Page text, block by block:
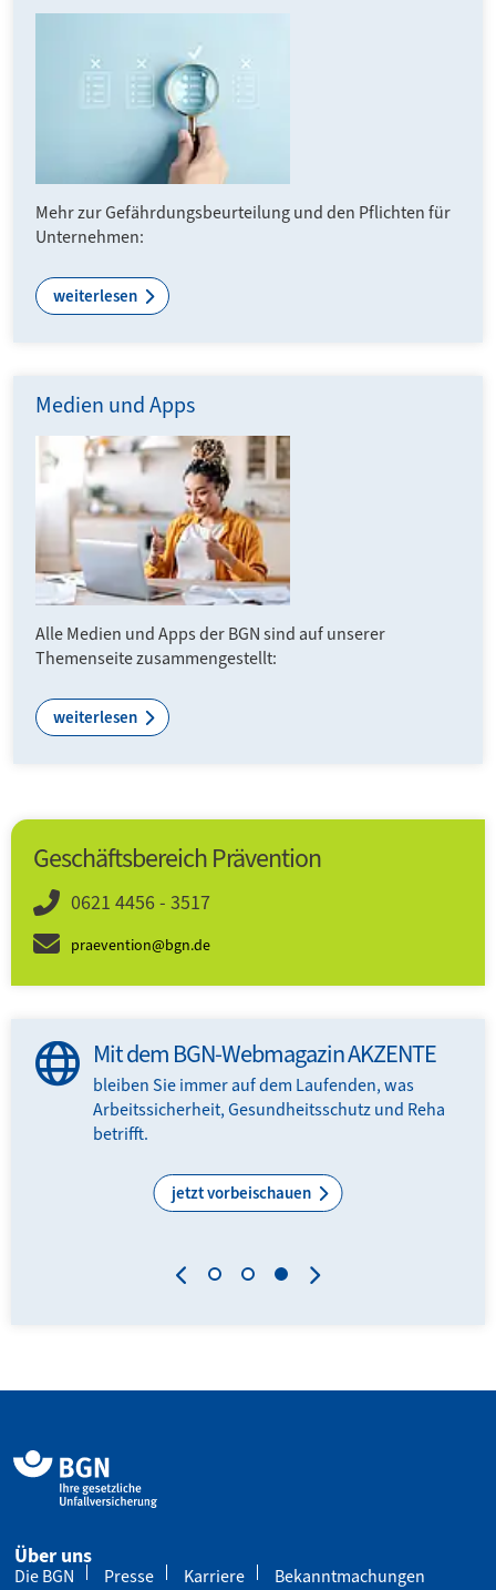
Mehr zur Gefährdungsbeurteilung und den Pflichten für
Unternehmen:
weiterlesen
Medien und Apps
Alle Medien und Apps der BGN sind auf unserer
Themenseite zusammengestellt:
weiterlesen
Geschäftsbereich Prävention
0621 4456 - 3517
praevention@bgn.de
Mit dem BGN-Webmagazin AKZENTE
bleiben Sie immer auf dem Laufenden, was
Arbeitssicherheit, Gesundheitsschutz und Reha
betrifft.
jetzt vorbeischauen
Über uns
Die BGN Presse Karriere Bekanntmachungen